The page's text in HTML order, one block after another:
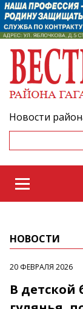
Новости
НОВОСТИ
20 ФЕВРАЛЯ 2026
В детской